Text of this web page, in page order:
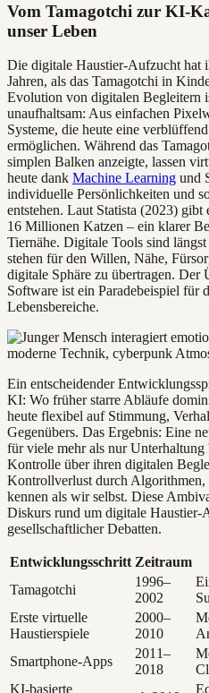
Vom Tamagotchi zur KI-
unser Leben
Die digitale Haustier-Aufzucht hat
Jahren, als das Tamagotchi in
Evolution von digitalen Begleitern
unaufhaltsam: Aus einfachen
Systeme, die heute eine
ermöglichen. Während das
simplen Balken anzeigte, lassen
heute dank Machine Learning und
individuelle Persönlichkeiten und
entstehen. Laut Statista (2023) gibt
16 Millionen Katzen – ein klarer
Tiernähe. Digitale Tools sind
stehen für den Willen, Nähe,
digitale Sphäre zu übertragen.
Software ist ein Paradebeispiel für
Lebensbereiche.
Ein entscheidender
KI: Wo früher starre Abläufe
heute flexibel auf Stimmung,
Gegenübers. Das Ergebnis: Eine
für viele mehr als nur Unterhaltung
Kontrolle über ihren digitalen
Kontrollverlust durch Algorithmen,
kennen als wir selbst. Diese
Diskurs rund um digitale Haustier-
gesellschaftlicher Debatten.
Entwicklungsschritt Zeitraum
Tamagotchi
1996–
2002
Erste virtuelle
Haustierspiele
2000–
2010
Smartphone-Apps
2011–
2018
KI-basierte